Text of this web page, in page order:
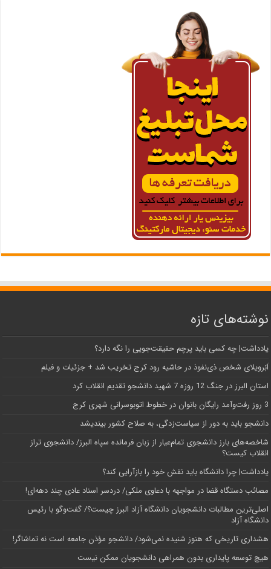
نوشته‌های تازه
یادداشت| ‌چه کسی باید پرچم حقیقت‌جویی را نگه دارد؟
اَبَر‌ویلای شخص ذی‌نفوذ در حاشیه‌ رود کرج تخریب شد + جزئیات و فیلم
استان البرز در جنگ 12 روزه 7 شهید دانشجو تقدیم انقلاب کرد
3 روز رفت‌وآمد رایگان بانوان در خطوط اتوبوسرانی شهری کرج
دانشجو باید به دور از سیاست‌زدگی، به صلاح کشور بیندیشد
شاخصه‌های بارز دانشجوی تمام‌عیار از زبان فرمانده سپاه البرز/ دانشجوی تراز
انقلاب کیست؟
یادداشت| چرا دانشگاه باید نقش خود را بازآرایی کند؟
مصائب دستگاه قضا در مواجهه با دعاوی ملکی/ دردسر اسناد عادی چند‌ دهه‌ای!
اصلی‌ترین مطالبات دانشجویان دانشگاه آزاد البرز چیست؟/ گفت‌وگو با رئیس
دانشگاه آز‌اد
هشداری تاریخی که هنوز شنیده نمی‌شود/ دانشجو مؤذن جامعه است نه تماشاگر!
هیچ توسعه پایداری بدون همراهی دانشجویان ممکن نیست